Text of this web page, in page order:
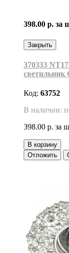
398.00 р. за
Закрыть
370333
светильник
Код: 63752
В наличии:
398.00 р. за
В корзину
Отложить